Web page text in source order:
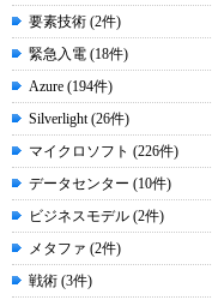
要素技術 (2件)
緊急入電 (18件)
Azure (194件)
Silverlight (26件)
マイクロソフト (226件)
データセンター (10件)
ビジネスモデル (2件)
メタファ (2件)
戦術 (3件)